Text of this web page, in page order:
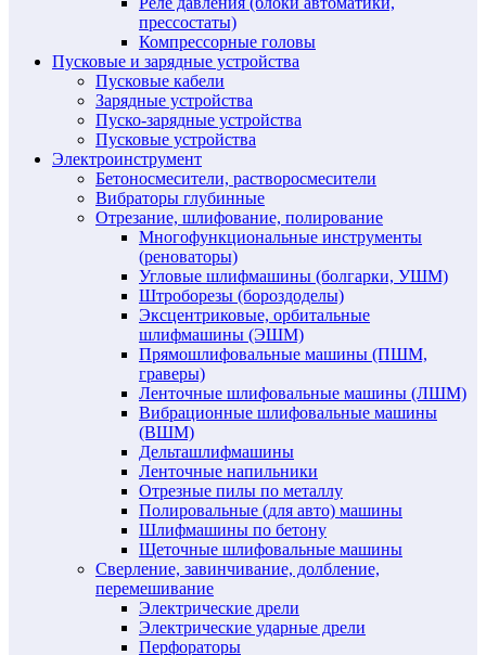
прессостаты)
Компрессорные головы
Пусковые и зарядные устройства
Пусковые кабели
Зарядные устройства
Пуско-зарядные устройства
Пусковые устройства
Электроинструмент
Бетоносмесители, растворосмесители
Вибраторы глубинные
Отрезание, шлифование, полирование
Многофункциональные инструменты
(реноваторы)
Угловые шлифмашины (болгарки, УШМ)
Штроборезы (бороздоделы)
Эксцентриковые, орбитальные
шлифмашины (ЭШМ)
Прямошлифовальные машины (ПШМ,
граверы)
Ленточные шлифовальные машины (ЛШМ)
Вибрационные шлифовальные машины
(ВШМ)
Дельташлифмашины
Ленточные напильники
Отрезные пилы по металлу
Полировальные (для авто) машины
Шлифмашины по бетону
Щеточные шлифовальные машины
Сверление, завинчивание, долбление,
перемешивание
Электрические дрели
Электрические ударные дрели
Перфораторы